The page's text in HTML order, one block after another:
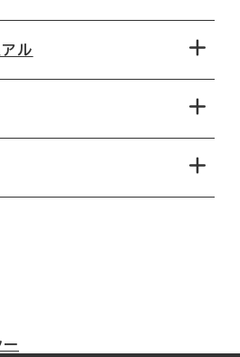
ル
ション
ー